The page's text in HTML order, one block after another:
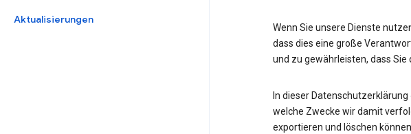
Aktualisierungen
Wenn Sie unsere Dienste
dass dies eine große
und zu gewährleisten, dass
In dieser
welche Zwecke wir damit
exportieren und löschen